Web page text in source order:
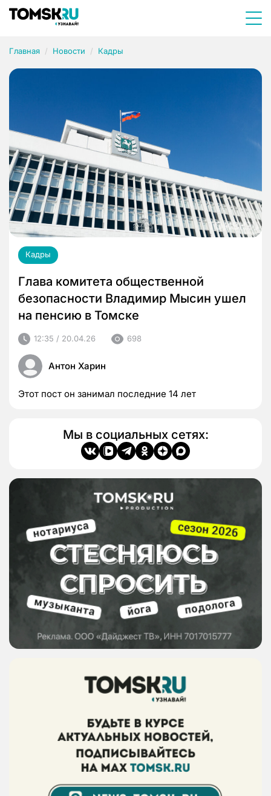
Главная Новости Кадры
Кадры
Глава комитета общественной
безопасности Владимир Мысин ушел
на пенсию в Томске
12:35 / 20.04.26 698
Антон Харин
Этот пост он занимал последние 14 лет
Мы в социальных сетях: